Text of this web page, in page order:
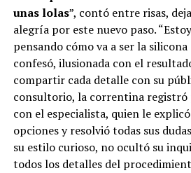
unas lolas”, contó entre risas,
alegría por este nuevo paso.
pensando cómo va a ser la silicona
confesó, ilusionada con el
compartir cada detalle con su
consultorio, la correntina registró
con el especialista, quien le
opciones y resolvió todas sus
su estilo curioso, no ocultó su
todos los detalles del